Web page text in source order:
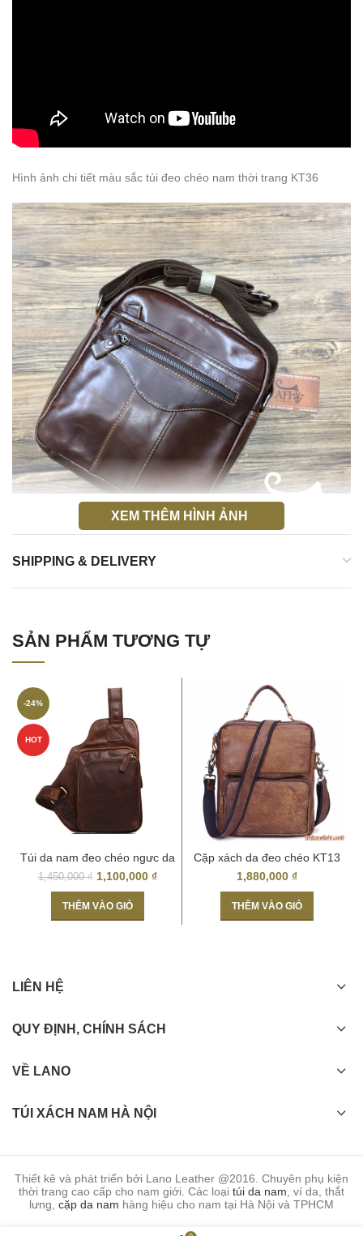
Hình ảnh chi tiết màu sắc túi đeo chéo nam thời trang KT36
Túi đeo chéo nam thời trang KT36
XEM THÊM HÌNH ẢNH
SHIPPING & DELIVERY
SẢN PHẨM TƯƠNG TỰ
-24%
HOT
Túi da nam đeo chéo ngưc da
thật Hà Nội TDL03
1,450,000₫ 1,100,000 ₫
THÊM VÀO GIỎ
Cặp xách da đeo chéo KT13
1,880,000 ₫
THÊM VÀO GIỎ
LIÊN HỆ
QUY ĐỊNH, CHÍNH SÁCH
VỀ LANO
TÚI XÁCH NAM HÀ NỘI
Thiết kê và phát triển bởi Lano Leather @2016. Chuyên phụ kiện
thời trang cao cấp cho nam giới. Các loại túi da nam , ví da, thắt
lưng, cặp da nam hàng hiệu cho nam tại Hà Nội và TPHCM